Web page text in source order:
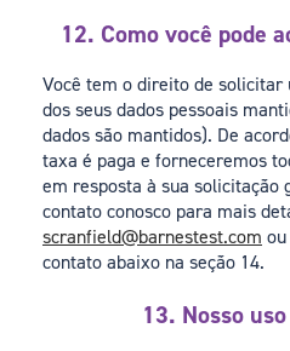
12. Como você pode
Você tem o direito de solicitar
dos seus dados pessoais
dados são mantidos). De
taxa é paga e forneceremos
em resposta à sua solicitação
contato conosco para mais
scranfield@barnestest.com
contato abaixo na seção 14.
13. Nosso